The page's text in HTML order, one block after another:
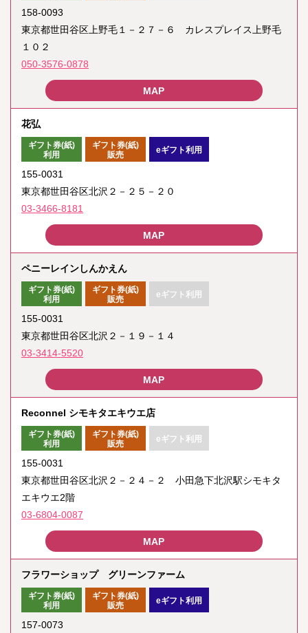
158-0093
東京都世田谷区上野毛１－２７－６ カレスプレイス上野毛
１０２
050-3576-0878
花弘
ギフト券(紙)
利用
ギフト券(紙)
販売
eギフト利用
155-0031
東京都世田谷区北沢２－２５－２０
03-3466-8181
ペニーレインしんかえん
ギフト券(紙)
利用
ギフト券(紙)
販売
eギフト利用
155-0031
東京都世田谷区北沢２－１９－１４
03-3414-5520
Reconnel シモキタエキウエ店
ギフト券(紙)
利用
ギフト券(紙)
販売
eギフト利用
155-0031
東京都世田谷区北沢２－２４－２ 小田急下北沢駅シモキタ
エキウエ2階
03-6804-0087
フラワーショップ グリーンファーム
ギフト券(紙)
利用
ギフト券(紙)
販売
eギフト利用
157-0073